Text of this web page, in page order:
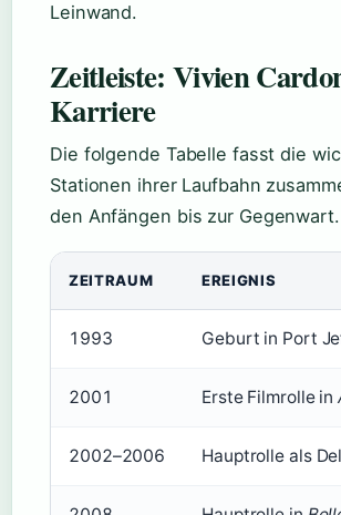
Leinwand.
Zeitleiste: Vivien
Karriere
Die folgende Tabelle fasst die
Stationen ihrer Laufbahn
den Anfängen bis zur Gegenwart.
ZEITRAUM EREIGNIS
1993 Geburt in Port
2001 Erste Filmrolle in
2002–2006 Hauptrolle als